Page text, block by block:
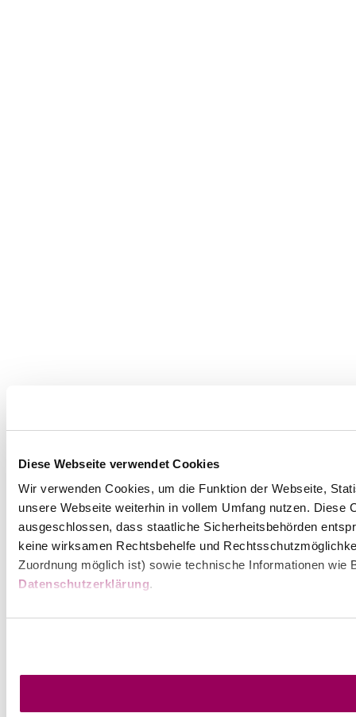
Diese Webseite verwendet Cookies
Wir verwenden Cookies, um die Funktion der Webseite,
unsere Webseite weiterhin in vollem Umfang nutzen.
ausgeschlossen, dass staatliche Sicherheitsbehörden
keine wirksamen Rechtsbehelfe und
Zuordnung möglich ist) sowie technische Informationen
Datenschutzerklärung.